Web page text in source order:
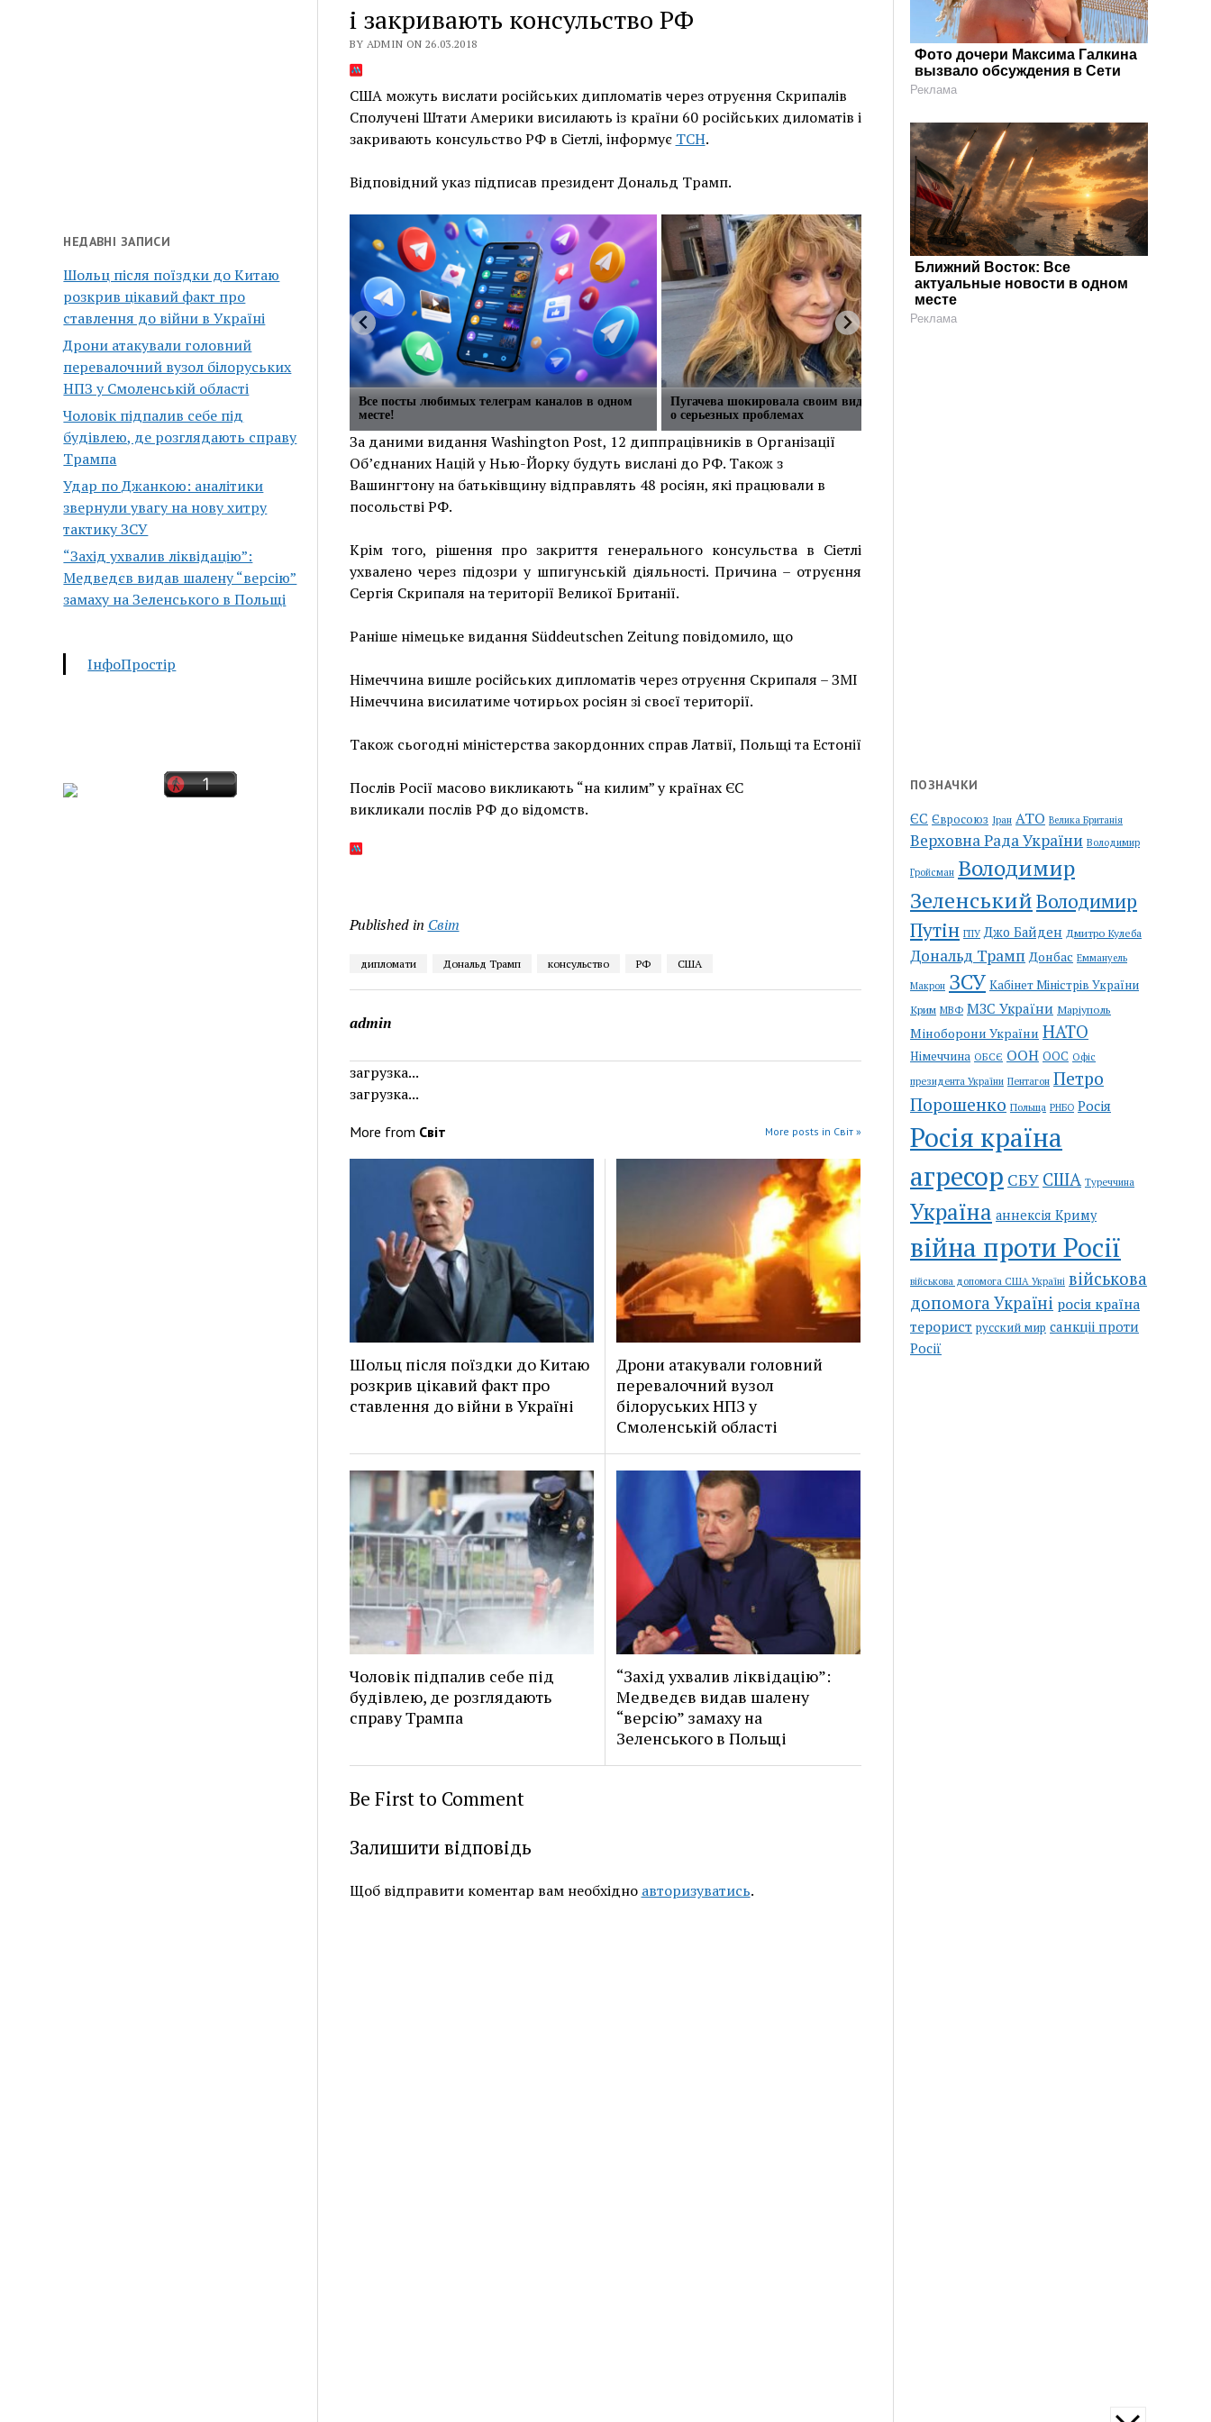
НЕДАВНІ ЗАПИСИ
Шольц після поїздки до Китаю
розкрив цікавий факт про
ставлення до війни в Україні
Дрони атакували головний
перевалочний вузол білоруських
НПЗ у Смоленській області
Чоловік підпалив себе під
будівлею, де розглядають справу
Трампа
Удар по Джанкою: аналітики
звернули увагу на нову хитру
тактику ЗСУ
“Захід ухвалив ліквідацію”:
Медведєв видав шалену “версію”
замаху на Зеленського в Польщі
ІнфоПростір
і закривають консульство РФ
BY ADMIN ON 26.03.2018
США можуть вислати російських дипломатів через отруєння Скрипалів
Сполучені Штати Америки висилають із країни 60 російських диломатів і
закривають консульство РФ в Сіетлі, інформує ТСН.
Відповідний указ підписав президент Дональд Трамп.
Все посты любимых телеграм каналов в одном
месте!
Пугачева шокировала своим видом и рассказала
о серьезных проблемах
За даними видання Washington Post, 12 диппрацівників в Організації
Об’єднаних Націй у Нью-Йорку будуть вислані до РФ. Також з
Вашингтону на батьківщину відправлять 48 росіян, які працювали в
посольстві РФ.
Крім того, рішення про закриття генерального консульства в Сіетлі
ухвалено через підозри у шпигунській діяльності. Причина – отруєння
Сергія Скрипаля на території Великої Британії.
Раніше німецьке видання Süddeutschen Zeitung повідомило, що
Німеччина вишле російських дипломатів через отруєння Скрипаля – ЗМІ
Німеччина висилатиме чотирьох росіян зі своєї території.
Також сьогодні міністерства закордонних справ Латвії, Польщі та Естонії
Послів Росії масово викликають “на килим” у країнах ЄС
викликали послів РФ до відомств.
Published in Світ
дипломати Дональд Трамп консульство РФ США
admin
загрузка...
загрузка...
More from Світ More posts in Світ »
Шольц після поїздки до Китаю
розкрив цікавий факт про
ставлення до війни в Україні
Дрони атакували головний
перевалочний вузол
білоруських НПЗ у
Смоленській області
Чоловік підпалив себе під
будівлею, де розглядають
справу Трампа
“Захід ухвалив ліквідацію”:
Медведєв видав шалену
“версію” замаху на
Зеленського в Польщі
Be First to Comment
Залишити відповідь
Щоб відправити коментар вам необхідно авторизуватись.
Фото дочери Максима Галкина
вызвало обсуждения в Сети
Реклама
Ближний Восток: Все
актуальные новости в одном
месте
Реклама
ПОЗНАЧКИ
ЄС Євросоюз Іран АТО Велика Британія
Верховна Рада України Володимир
Гройсман Володимир
ЗеленськийВолодимир
Путін ГПУ Джо Байден Дмитро Кулеба
Дональд Трамп Донбас Еммануель
Макрон ЗСУ Кабінет Міністрів України
Крим МВФ МЗС України Маріуполь
Міноборони України НАТО
Німеччина ОБСЄ ООН ООС Офіс
президента України Пентагон Петро
Порошенко Польща РНБО Росія
Росія країна
агресор СБУ США Туреччина
Україна аннексія Криму
війна проти Росії
військова допомога США Україні військова
допомога Україні росія країна
терорист русский мир санкціі проти
Росії